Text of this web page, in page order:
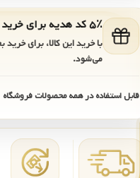
۵٪ کد هدیه برای خرید بعدی
با خرید این کالا، برای
می‌شود.
قابل استفاده در همه محصولات فروشگاه